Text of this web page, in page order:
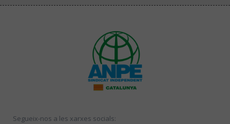
Segueix-nos a les xarxes socials: